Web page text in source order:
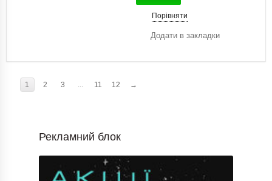
Порівняти
Додати в закладки
1 2 3 11 12 →
Рекламний блок